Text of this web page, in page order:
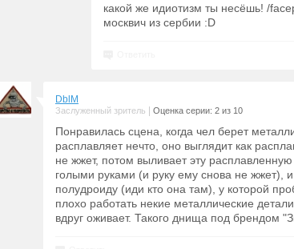
какой же идиотизм ты несёшь! /
москвич из сербии :D
DblM
Заслуженный зритель Оценка серии: 2 из 10
Понравилась сцена, когда чел берет
расплавляет нечто, оно выглядит как
не жжет, потом выливает эту
голыми руками (и руку ему снова не жжет),
полудроиду (иди кто она там), у которой
плохо работать некие металлические
вдруг оживает. Такого днища под брендом